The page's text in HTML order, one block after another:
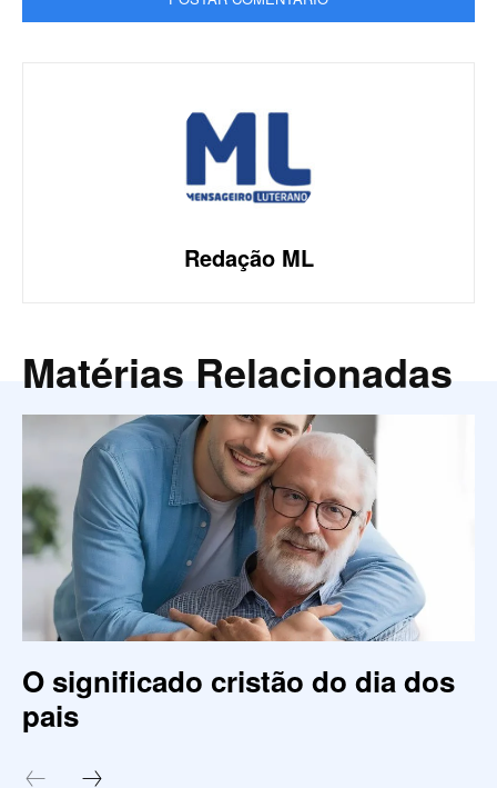
Redação ML
Matérias Relacionadas
O significado cristão do dia dos
pais